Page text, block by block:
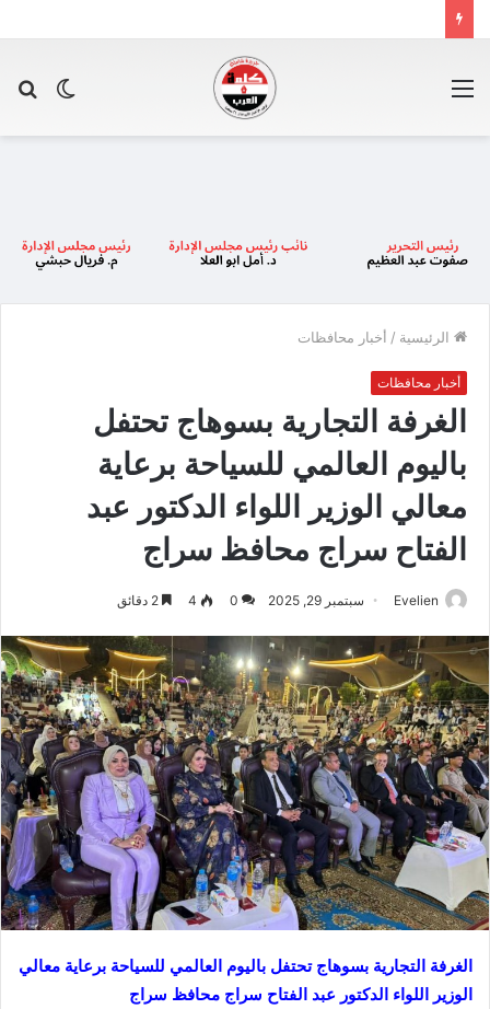
الوضع
الرئيسية / أخبار محافظات
أخبار محافظات
الغرفة التجارية بسوهاج تحتفل
باليوم العالمي للسياحة برعاية
معالي الوزير اللواء الدكتور عبد
الفتاح سراج محافظ سراج
Evelien سبتمبر 29, 2025 0
4
الغرفة التجارية بسوهاج تحتفل باليوم العالمي للسياحة برعاية معالي
الوزير اللواء الدكتور عبد الفتاح سراج محافظ سراج